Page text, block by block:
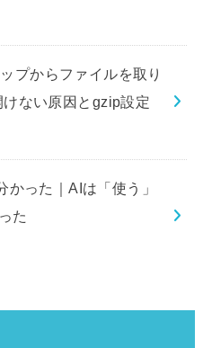
プからファイルを取り
ない原因とgzip設定
った｜AIは「使う」
た